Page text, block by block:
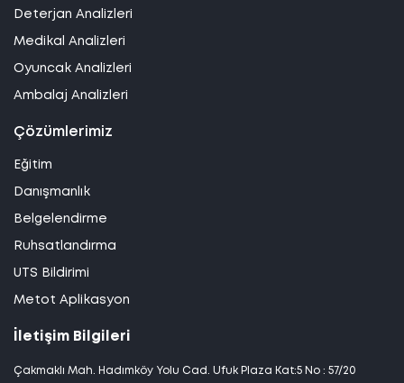
Deterjan Analizleri
Medikal Analizleri
Oyuncak Analizleri
Ambalaj Analizleri
Çözümlerimiz
Eğitim
Danışmanlık
Belgelendirme
Ruhsatlandırma
UTS Bildirimi
Metot Aplikasyon
İletişim Bilgileri
Çakmaklı Mah. Hadımköy Yolu Cad. Ufuk Plaza Kat:5 No : 57/20